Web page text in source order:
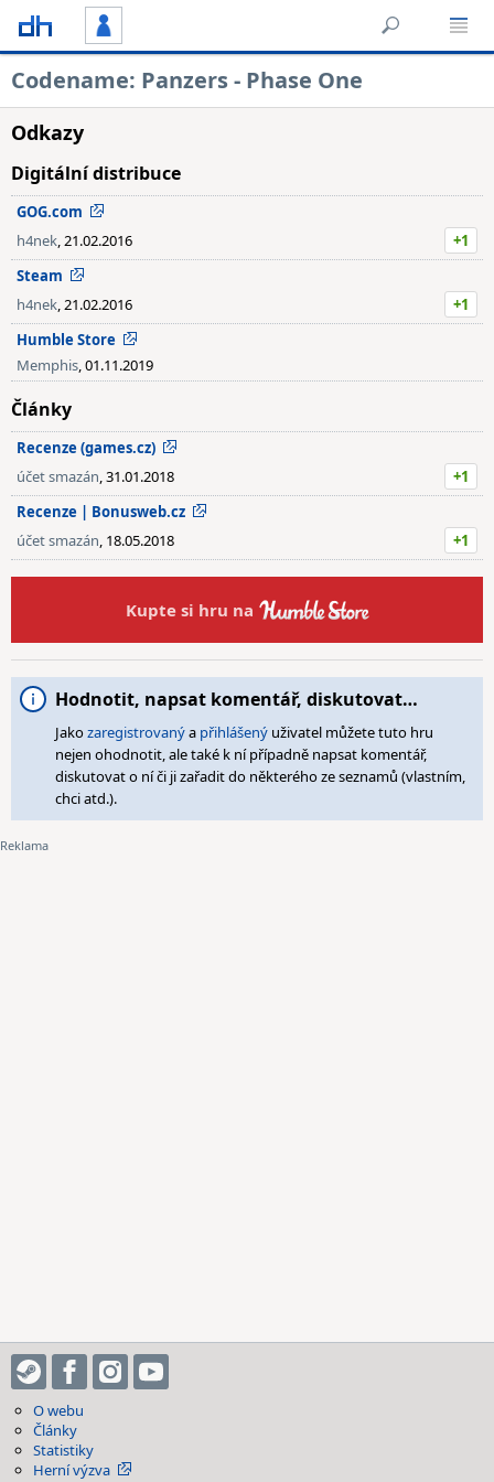
Codename: Panzers - Phase One
Odkazy
Digitální distribuce
GOG.com
h4nek, 21.02.2016
+1
Steam
h4nek, 21.02.2016
+1
Humble Store
Memphis, 01.11.2019
Články
Recenze (games.cz)
účet smazán, 31.01.2018
+1
Recenze | Bonusweb.cz
účet smazán, 18.05.2018 +1
Kupte si hru na
Hodnotit, napsat komentář, diskutovat…
Jakozaregistrovanýa přihlášený uživatel můžete tuto hru
nejen ohodnotit, ale také k ní případně napsat komentář,
diskutovat o ní či ji zařadit do některého ze seznamů (vlastním,
chci atd.).
O webu
Články
Statistiky
Herní výzva